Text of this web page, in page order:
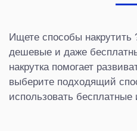
Ищете способы
дешевые и даже
накрутка помогает
выберите подходящий
использовать бесплатные